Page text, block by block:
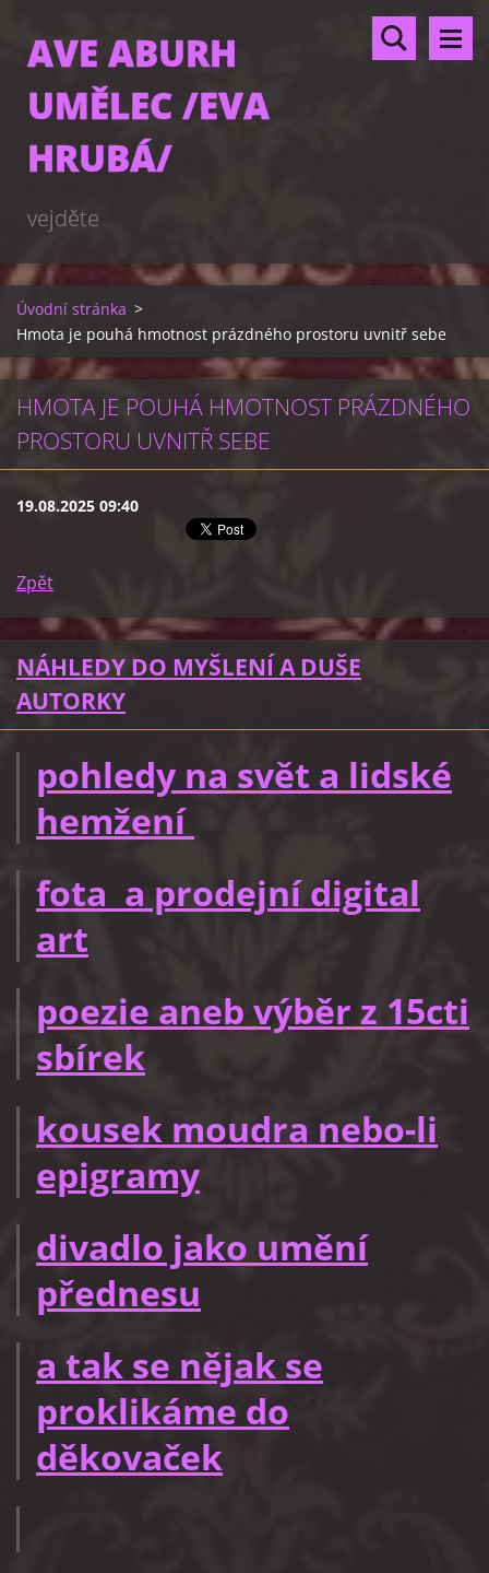
AVE ABURH
UMĚLEC /EVA
HRUBÁ/
vejděte
Úvodní stránka >
Hmota je pouhá hmotnost prázdného prostoru uvnitř sebe
HMOTA JE POUHÁ HMOTNOST PRÁZDNÉHO
PROSTORU UVNITŘ SEBE
19.08.2025 09:40
Zpět
NÁHLEDY DO MYŠLENÍ A DUŠE
AUTORKY
pohledy na svět a lidské
hemžení
fota a prodejní digital
art
poezie aneb výběr z 15cti
sbírek
kousek moudra nebo-li
epigramy
divadlo jako umění
přednesu
a tak se nějak se
proklikáme do
děkovaček